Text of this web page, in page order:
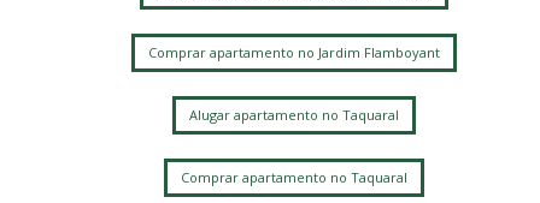
Comprar apartamento no Jardim Flamboyant
Alugar apartamento no Taquaral
Comprar apartamento no Taquaral